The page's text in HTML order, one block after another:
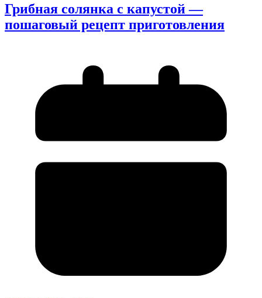
Грибная солянка с капустой —
пошаговый рецепт приготовления